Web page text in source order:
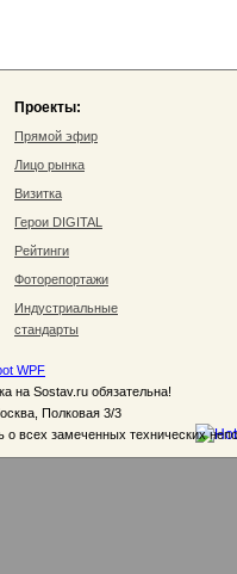
Проекты:
Прямой эфир
Лицо рынка
Визитка
Герои DIGITAL
Рейтинги
Фоторепортажи
Индустриальные
стандарты
WPF
на Sostav.ru обязательна!
Полковая 3/3
всех замеченных технических